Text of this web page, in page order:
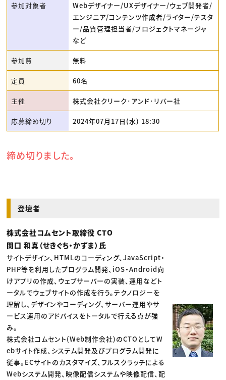
参加対象者
Webデザイナー/UXデザイナー/ウェブ開発者/
エンジニア/コンテンツ作成者/ライター/テスタ
ー/品質管理担当者/プロジェクトマネージャ
など
参加費 無料
定員 60名
主催 株式会社クリーク･アンド･リバー社
応募締め切り 2024年07月17日(水) 18:30
締め切りました。
登壇者
株式会社コムセント取締役 CTO
関口 和真（せきぐち・かずま）氏
サイトデザイン、HTMLのコーディング、JavaScript・
PHP等を利用したプログラム開発、iOS・Android向
けアプリの作成、ウェブサーバーの実装、運用などト
ータルでウェブサイトの作成を行う。テクノロジーを
理解し、デザインやコーディング、サーバー運用やサ
ービス運用のアドバイスをトータルで行える点が強
み。
株式会社コムセント(Web制作会社)のCTOとしてW
ebサイト作成、システム開発及びプログラム開発に
従事。ECサイトのカスタマイズ、フルスクラッチによる
Webシステム開発、映像配信システムや映像配信、配